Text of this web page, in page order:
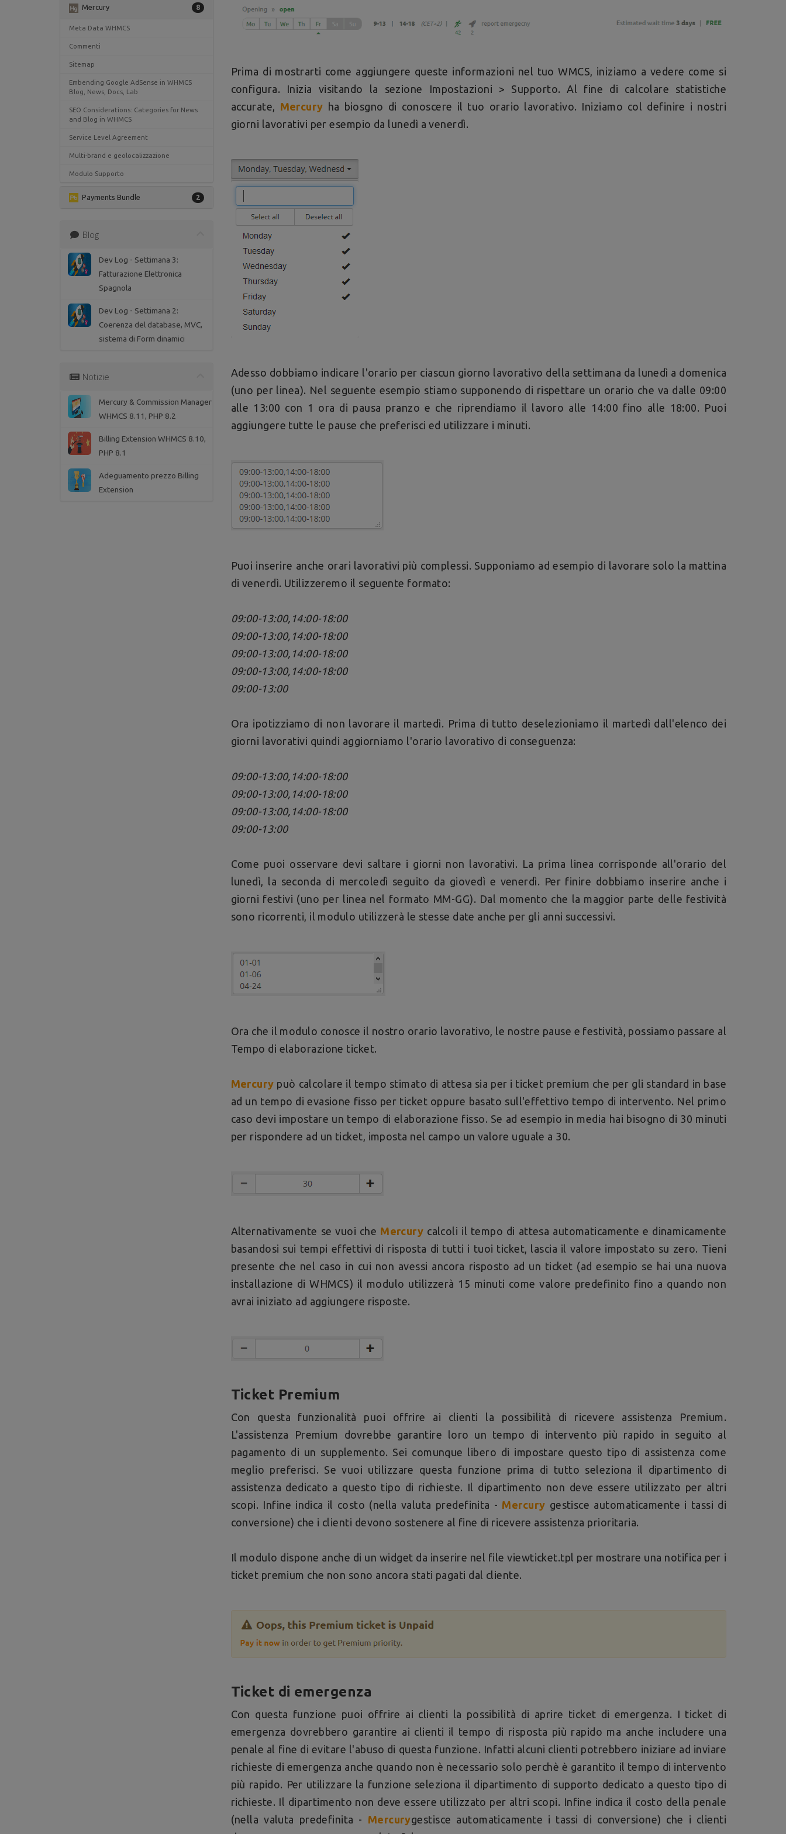
Mercury 8
Meta Data WHMCS
Commenti
Sitemap
Embending Google AdSense in WHMCS
Blog, News, Docs, Lab
SEO Considerations: Categories for News
and Blog in WHMCS
Service Level Agreement
Multi-brand e geolocalizzazione
Modulo Supporto
Payments Bundle 2
Blog
Dev Log - Settimana 3:
Fatturazione Elettronica
Spagnola
Dev Log - Settimana 2:
Coerenza del database, MVC,
sistema di Form dinamici
Notizie
Mercury & Commission Manager
WHMCS 8.11, PHP 8.2
Billing Extension WHMCS 8.10,
PHP 8.1
Adeguamento prezzo Billing
Extension
Prima di mostrarti come aggiungere queste informazioni nel tuo WMCS, iniziamo a vedere come si
configura. Inizia visitando la sezione Impostazioni > Supporto. Al fine di calcolare statistiche
accurate, Mercury ha biosgno di conoscere il tuo orario lavorativo. Iniziamo col definire i nostri
giorni lavorativi per esempio da lunedì a venerdì.
Adesso dobbiamo indicare l'orario per ciascun giorno lavorativo della settimana da lunedì a domenica
(uno per linea). Nel seguente esempio stiamo supponendo di rispettare un orario che va dalle 09:00
alle 13:00 con 1 ora di pausa pranzo e che riprendiamo il lavoro alle 14:00 fino alle 18:00. Puoi
aggiungere tutte le pause che preferisci ed utilizzare i minuti.
Puoi inserire anche orari lavorativi più complessi. Supponiamo ad esempio di lavorare solo la mattina
di venerdì. Utilizzeremo il seguente formato:
09:00-13:00,14:00-18:00
09:00-13:00,14:00-18:00
09:00-13:00,14:00-18:00
09:00-13:00,14:00-18:00
09:00-13:00
Ora ipotizziamo di non lavorare il martedì. Prima di tutto deselezioniamo il martedì dall'elenco dei
giorni lavorativi quindi aggiorniamo l'orario lavorativo di conseguenza:
09:00-13:00,14:00-18:00
09:00-13:00,14:00-18:00
09:00-13:00,14:00-18:00
09:00-13:00
Come puoi osservare devi saltare i giorni non lavorativi. La prima linea corrisponde all'orario del
lunedì, la seconda di mercoledì seguito da giovedì e venerdì. Per finire dobbiamo inserire anche i
giorni festivi (uno per linea nel formato MM-GG). Dal momento che la maggior parte delle festività
sono ricorrenti, il modulo utilizzerà le stesse date anche per gli anni successivi.
Ora che il modulo conosce il nostro orario lavorativo, le nostre pause e festività, possiamo passare al
Tempo di elaborazione ticket.
Mercury può calcolare il tempo stimato di attesa sia per i ticket premium che per gli standard in base
ad un tempo di evasione fisso per ticket oppure basato sull'effettivo tempo di intervento. Nel primo
caso devi impostare un tempo di elaborazione fisso. Se ad esempio in media hai bisogno di 30 minuti
per rispondere ad un ticket, imposta nel campo un valore uguale a 30.
Alternativamente se vuoi che Mercury calcoli il tempo di attesa automaticamente e dinamicamente
basandosi sui tempi effettivi di risposta di tutti i tuoi ticket, lascia il valore impostato su zero. Tieni
presente che nel caso in cui non avessi ancora risposto ad un ticket (ad esempio se hai una nuova
installazione di WHMCS) il modulo utilizzerà 15 minuti come valore predefinito fino a quando non
avrai iniziato ad aggiungere risposte.
Ticket Premium
Con questa funzionalità puoi offrire ai clienti la possibilità di ricevere assistenza Premium.
L'assistenza Premium dovrebbe garantire loro un tempo di intervento più rapido in seguito al
pagamento di un supplemento. Sei comunque libero di impostare questo tipo di assistenza come
meglio preferisci. Se vuoi utilizzare questa funzione prima di tutto seleziona il dipartimento di
assistenza dedicato a questo tipo di richieste. Il dipartimento non deve essere utilizzato per altri
scopi. Infine indica il costo (nella valuta predefinita - Mercury gestisce automaticamente i tassi di
conversione) che i clienti devono sostenere al fine di ricevere assistenza prioritaria.
Il modulo dispone anche di un widget da inserire nel file viewticket.tpl per mostrare una notifica per i
ticket premium che non sono ancora stati pagati dal cliente.
Ticket di emergenza
Con questa funzione puoi offrire ai clienti la possibilità di aprire ticket di emergenza. I ticket di
emergenza dovrebbero garantire ai clienti il tempo di risposta più rapido ma anche includere una
penale al fine di evitare l'abuso di questa funzione. Infatti alcuni clienti potrebbero iniziare ad inviare
richieste di emergenza anche quando non è necessario solo perchè è garantito il tempo di intervento
più rapido. Per utilizzare la funzione seleziona il dipartimento di supporto dedicato a questo tipo di
richieste. Il dipartimento non deve essere utilizzato per altri scopi. Infine indica il costo della penale
(nella valuta predefinita - Mercurygestisce automaticamente i tassi di conversione) che i clienti